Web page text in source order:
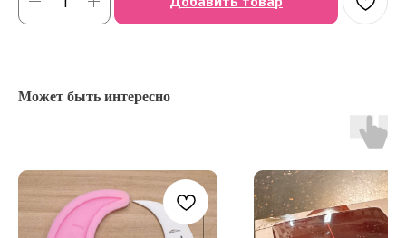
Может быть интересно